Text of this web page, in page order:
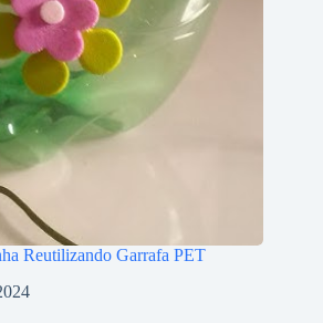
Reutilizando Garrafa PET